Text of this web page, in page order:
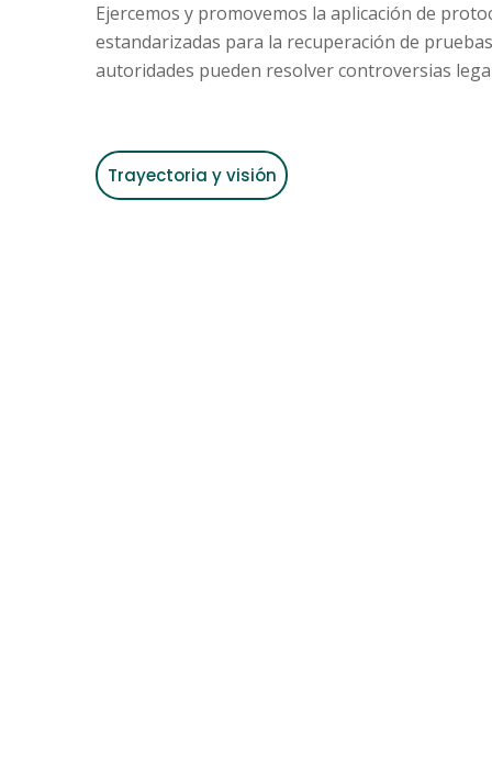
Ejercemos y promovemos la aplicación de
estandarizadas para la recuperación de
autoridades pueden resolver controversias
Trayectoria y visión